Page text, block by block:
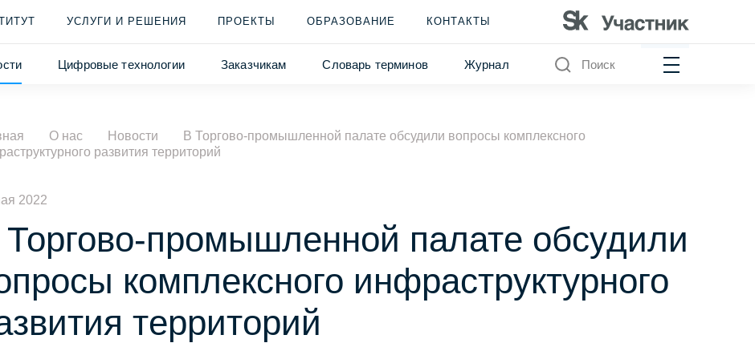
УСЛУГИ И РЕШЕНИЯ ПРОЕКТЫ ОБРАЗОВАНИЕ КОНТАКТЫ
Цифровые технологии Заказчикам Словарь терминов Журнал Поиск
О нас Новости
В Торгово-промышленной палате обсудили вопросы комплексного
развития территорий
2022
промышленной палате обсудили
комплексного инфраструктурного
территорий